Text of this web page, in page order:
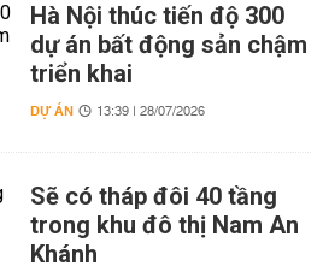
Hà Nội thúc tiến độ 300
dự án bất động sản chậm
triển khai
DỰ ÁN 13:39 | 28/07/2026
Sẽ có tháp đôi 40 tầng
trong khu đô thị Nam An
Khánh